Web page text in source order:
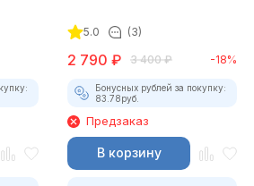
5.0 (3)
2 790 ₽ 3 400 ₽ -18%
Бонусных рублей за покупку:
83.78руб.
Предзаказ
В корзину